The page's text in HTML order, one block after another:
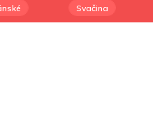
Svačina